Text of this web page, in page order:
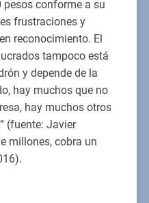
conforme a su
frustraciones y
reconocimiento. El
tampoco está
y depende de la
hay muchos que no
hay muchos otros
(fuente: Javier
millones, cobra un